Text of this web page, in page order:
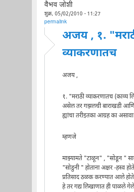
वैभव जोशी
शुक्र, 05/02/2010 - 11:27
permalink
अजय , १.
व्याकरणातच
अजय ,
१. "मराठी व्याकरणातच (काव्य
असेल तर गझलची बाराखडी
ह्यांचा तरीइतका आग्रह का
म्हणजे
माझ्यामते "टाळून" , "सोडून "
"सोडुनी " होताना अक्षर -हस्व
प्रतिसाद ठळक करण्यात आले
हे तर गद्य लिखाणात ही पाळले